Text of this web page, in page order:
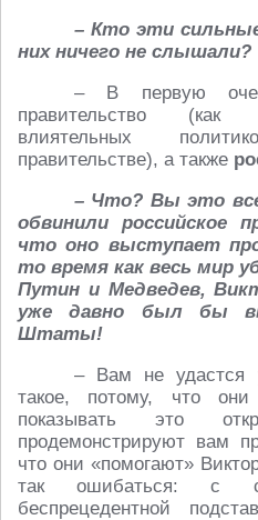
– Кто эти
них ничего не слышали?
– В первую
правительство (как
влиятельных
правительстве), а также
– Что? Вы это
обвинили российское
что оно выступает
то время как весь мир
Путин и Медведев,
уже давно был бы
Штаты!
– Вам не удастся
такое, потому, что
показывать это
продемонстрируют вам
что они «помогают»
так ошибаться: с
беспрецедентной